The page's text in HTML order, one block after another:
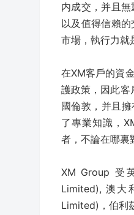
内成交，并且
以及值得信賴
市場，執行力就
在XM客戶的資
護政策，因此客
國倫敦，并且
了專業知識，
者，不論在哪裏
XM Group 受
Limited), 澳大
Limited)，伯利